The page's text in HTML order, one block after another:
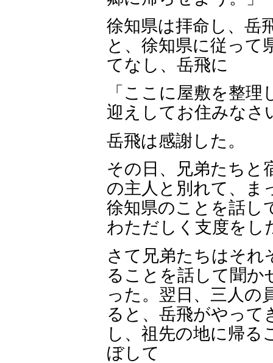
徐知県は拝命し、岳
と、徐知県に従って
てなし、岳飛に
「ここに屋敷を整
迎えしてお住みなさ
岳飛は感謝した。
その日、兄弟たちと
の主人と別れて、ま
徐知県のことを話し
わただしく支度をし
さて兄弟たちはそれ
ることを話して聞か
った。翌日、三人の
ると、岳飛がやって
し、祖先の地に帰る
ぼして